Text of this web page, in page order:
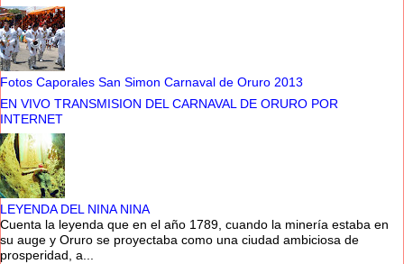
Fotos Caporales San Simon Carnaval de Oruro 2013
EN VIVO TRANSMISION DEL CARNAVAL DE ORURO POR
INTERNET
LEYENDA DEL NINA NINA
Cuenta la leyenda que en el año 1789, cuando la minería estaba en
su auge y Oruro se proyectaba como una ciudad ambiciosa de
prosperidad, a...